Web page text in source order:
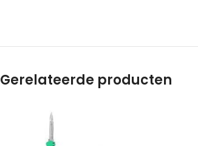
Gerelateerde producten